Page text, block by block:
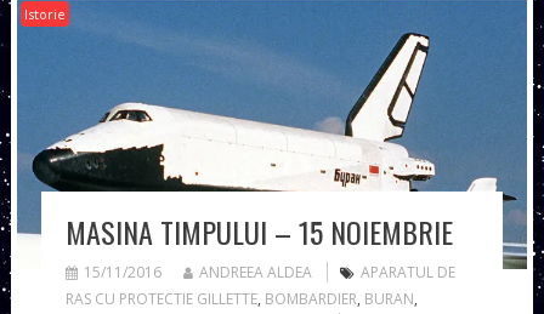
Istorie
MASINA TIMPULUI – 15 NOIEMBRIE
15/11/2016 ANDREEA ALDEA
APARATUL DE
RAS CU PROTECTIE GILLETTE, BOMBARDIER, BURAN,